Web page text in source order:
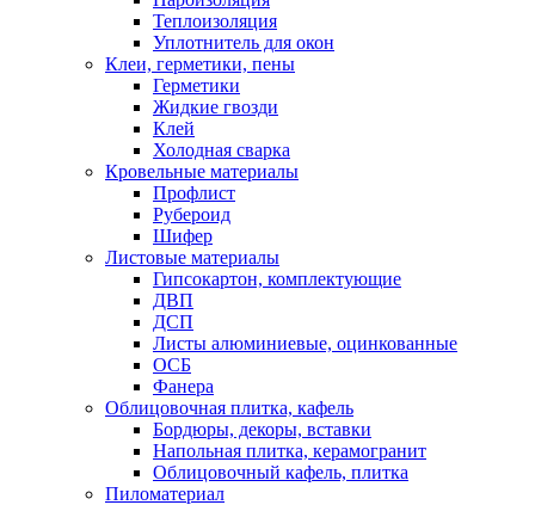
Теплоизоляция
Уплотнитель для окон
Клеи, герметики, пены
Герметики
Жидкие гвозди
Клей
Холодная сварка
Кровельные материалы
Профлист
Рубероид
Шифер
Листовые материалы
Гипсокартон, комплектующие
ДВП
ДСП
Листы алюминиевые, оцинкованные
ОСБ
Фанера
Облицовочная плитка, кафель
Бордюры, декоры, вставки
Напольная плитка, керамогранит
Облицовочный кафель, плитка
Пиломатериал